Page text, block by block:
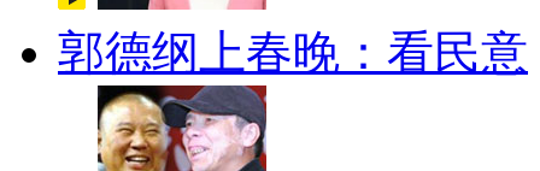
郭德纲上春晚：看民意